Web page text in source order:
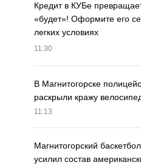
Кредит в КУБе
«будет»! Оформите его
легких условиях
11:30
В Магнитогорске
раскрыли кражу
11:13
Магнитогорский
усилил состав